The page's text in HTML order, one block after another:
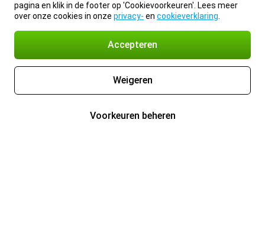
pagina en klik in de footer op 'Cookievoorkeuren'. Lees meer
over onze cookies in onze privacy- en cookieverklaring
Accepteren
Weigeren
Voorkeuren beheren